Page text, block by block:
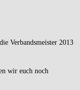
Verbandsmeister 2013
wir euch noch